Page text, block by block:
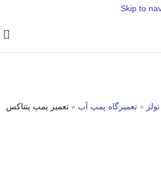
Skip to
» تعمیرگاه پمپ آب » تعمیر پمپ پنتاکس